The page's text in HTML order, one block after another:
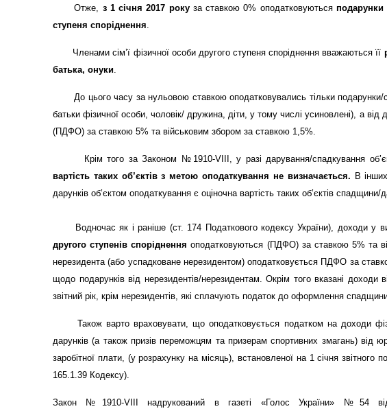
Отже, з 1 січня 2017 року за ставкою 0% оподатковуються
ступеня споріднення.
Членами сім’ї фізичної особи другого ступеня споріднення вважаються її
батька, онуки.
До цього часу за нульовою ставкою оподатковувались тільки подарунки/
батьки фізичної особи, чоловік/ дружина, діти, у тому числі усиновлені), а
(ПДФО) за ставкою 5% та військовим збором за ставкою 1,5%.
Крім того за Законом №1910-VIII , у разі дарування/спадкування
вартість таких об’єктів з метою оподаткування не визначається. В
дарунків об’єктом оподаткування є оціночна вартість таких об’єктів спадщини/
Водночас як і раніше (ст. 174 Податкового кодексу України), доходи у
другого ступенів споріднення оподатковуються (ПДФО) за ставкою 5% та
нерезидента (або успадковане нерезидентом)оподатковується ПДФО за
щодо подарунків від нерезидентів/нерезидентам. Окрім того вказані
звітний рік, крім нерезидентів, які сплачують податок до оформлення
Також варто враховувати, що оподатковується податком на доходи
дарунків (а також призів переможцям та призерам спортивних змагань) від
заробітної плати, (у розрахунку на місяць), встановленої на 1 січня звітного
165.1.39 Кодексу).
Закон № 1910-VIII надрукований в газеті «Голос України» №54